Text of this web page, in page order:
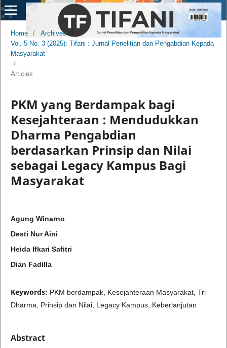
Home / Archives
/
Vol. 5 No. 3 (2025): Tifani : Jurnal Penelitian dan Pengabdian Kepada
Masyarakat
/
Articles
PKM yang Berdampak bagi
Kesejahteraan : Mendudukkan
Dharma Pengabdian
berdasarkan Prinsip dan Nilai
sebagai Legacy Kampus Bagi
Masyarakat
Agung Winarno
Desti Nur Aini
Heida Ifkari Safitri
Dian Fadilla
Keywords: PKM berdampak, Kesejahteraan Masyarakat, Tri
Dharma, Prinsip dan Nilai, Legacy Kampus, Keberlanjutan
Abstract